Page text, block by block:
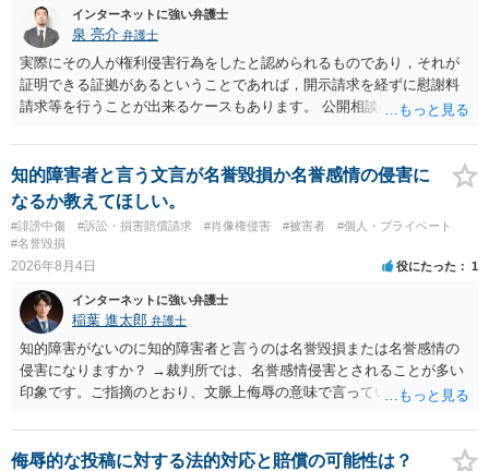
められない場合があり何ともいえないところでしょう。
インターネットに強い弁護士
泉 亮介 弁護士
実際にその人が権利侵害行為をしたと認められるものであり，それが
証明できる証拠があるということであれば，開示請求を経ずに慰謝料
請求等を行うことが出来るケースもあります。 公開相談の場では回答
に個別に相談されると良いでしょう。
知的障害者と言う文言が名誉毀損か名誉感情の侵害に
なるか教えてほしい。
#誹謗中傷 #訴訟・損害賠償請求 #肖像権侵害 #被害者
#個人・プライベート
#名誉毀損
2026年8月4日 役にたった 1
インターネットに強い弁護士
稲葉 進太郎 弁護士
知的障害がないのに知的障害者と言うのは名誉毀損または名誉感情の
侵害になりますか？ →裁判所では、名誉感情侵害とされることが多い
印象です。ご指摘のとおり、文脈上侮辱の意味で言っている点も加味
侮辱的な投稿に対する法的対応と賠償の可能性は？